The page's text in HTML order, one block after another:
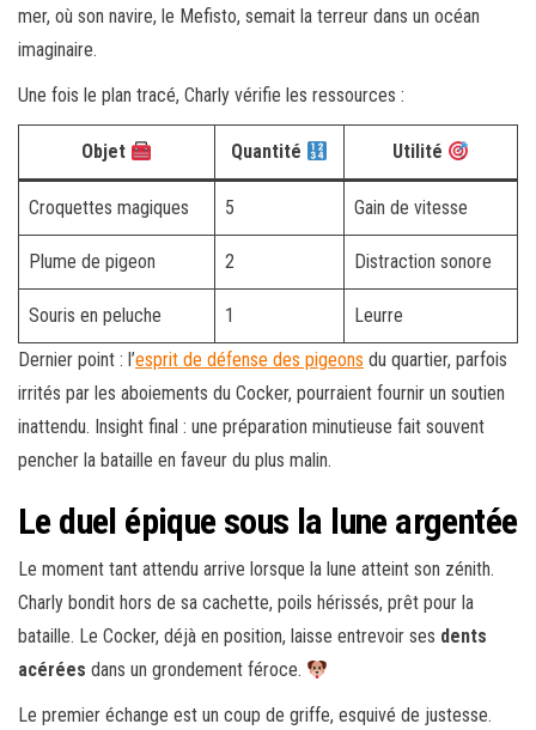
mer, où son navire, le Mefisto, semait la terreur dans un océan
imaginaire.
Une fois le plan tracé, Charly vérifie les ressources :
Objet Quantité Utilité
Croquettes magiques 5 Gain de vitesse
Plume de pigeon 2 Distraction sonore
Souris en peluche 1
Leurre
Dernier point : l’esprit de défense des pigeons du quartier, parfois
irrités par les aboiements du Cocker, pourraient fournir un soutien
inattendu. Insight final : une préparation minutieuse fait souvent
pencher la bataille en faveur du plus malin.
Le duel épique sous la lune argentée
Le moment tant attendu arrive lorsque la lune atteint son zénith.
Charly bondit hors de sa cachette, poils hérissés, prêt pour la
bataille. Le Cocker, déjà en position, laisse entrevoir ses dents
acérées dans un grondement féroce.
Le premier échange est un coup de griffe, esquivé de justesse.